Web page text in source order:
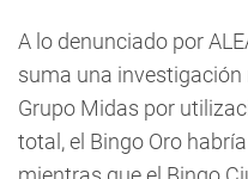
A lo denunciado por
suma una investigación
Grupo Midas por
total, el Bingo Oro